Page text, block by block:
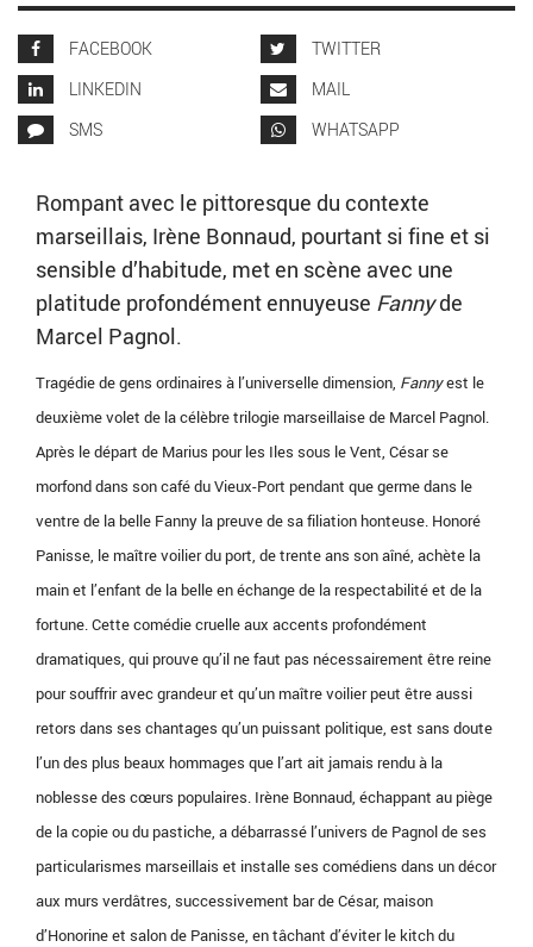
FACEBOOK
TWITTER
LINKEDIN
MAIL
SMS
WHATSAPP
Rompant avec le pittoresque du contexte
marseillais, Irène Bonnaud, pourtant si fine et si
sensible d’habitude, met en scène avec une
platitude profondément ennuyeuse Fannyde
Marcel Pagnol.
Tragédie de gens ordinaires à l’universelle dimension, Fannyest le
deuxième volet de la célèbre trilogie marseillaise de Marcel Pagnol.
Après le départ de Marius pour les Iles sous le Vent, César se
morfond dans son café du Vieux-Port pendant que germe dans le
ventre de la belle Fanny la preuve de sa filiation honteuse. Honoré
Panisse, le maître voilier du port, de trente ans son aîné, achète la
main et l’enfant de la belle en échange de la respectabilité et de la
fortune. Cette comédie cruelle aux accents profondément
dramatiques, qui prouve qu’il ne faut pas nécessairement être reine
pour souffrir avec grandeur et qu’un maître voilier peut être aussi
retors dans ses chantages qu’un puissant politique, est sans doute
l’un des plus beaux hommages que l’art ait jamais rendu à la
noblesse des cœurs populaires. Irène Bonnaud, échappant au piège
de la copie ou du pastiche, a débarrassé l’univers de Pagnol de ses
particularismes marseillais et installe ses comédiens dans un décor
aux murs verdâtres, successivement bar de César, maison
d’Honorine et salon de Panisse, en tâchant d’éviter le kitch du